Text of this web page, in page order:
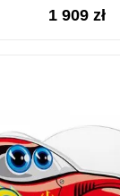
1 909 zł